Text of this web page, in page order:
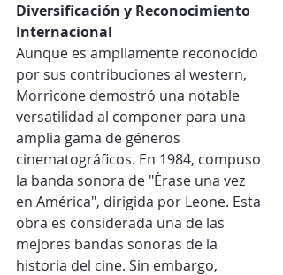
Diversificación y Reconocimiento
Internacional
Aunque es ampliamente reconocido
por sus contribuciones al western,
Morricone demostró una notable
versatilidad al componer para una
amplia gama de géneros
cinematográficos. En 1984, compuso
la banda sonora de "Érase una vez
en América", dirigida por Leone. Esta
obra es considerada una de las
mejores bandas sonoras de la
historia del cine. Sin embargo,